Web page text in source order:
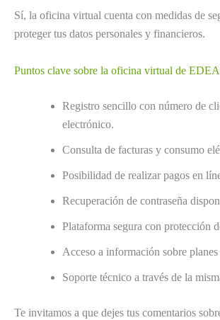
Sí, la oficina virtual cuenta con medidas de
proteger tus datos personales y financieros.
Puntos clave sobre la oficina virtual de EDEA
Registro sencillo con número de
electrónico.
Consulta de facturas y consumo
Posibilidad de realizar pagos en
Recuperación de contraseña
Plataforma segura con protección
Acceso a información sobre
Soporte técnico a través de la
Te invitamos a que dejes tus comentarios